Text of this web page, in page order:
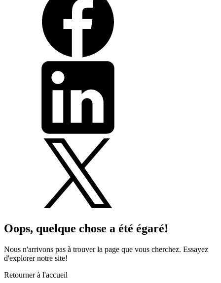
Oops, quelque chose a été égaré!
Nous n'arrivons pas à trouver la page que vous cherchez. Essayez
d'explorer notre site!
Retourner à l'accueil